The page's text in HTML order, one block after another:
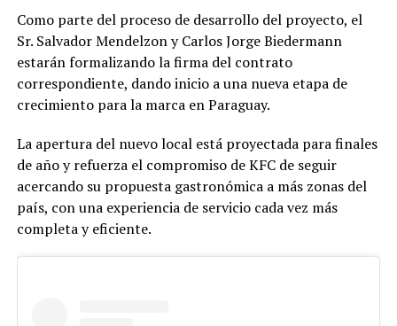
Como parte del proceso de desarrollo del proyecto, el
Sr. Salvador Mendelzon y Carlos Jorge Biedermann
estarán formalizando la firma del contrato
correspondiente, dando inicio a una nueva etapa de
crecimiento para la marca en Paraguay.
La apertura del nuevo local está proyectada para finales
de año y refuerza el compromiso de KFC de seguir
acercando su propuesta gastronómica a más zonas del
país, con una experiencia de servicio cada vez más
completa y eficiente.